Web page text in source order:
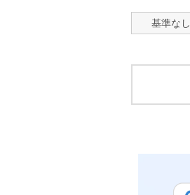
基準なし